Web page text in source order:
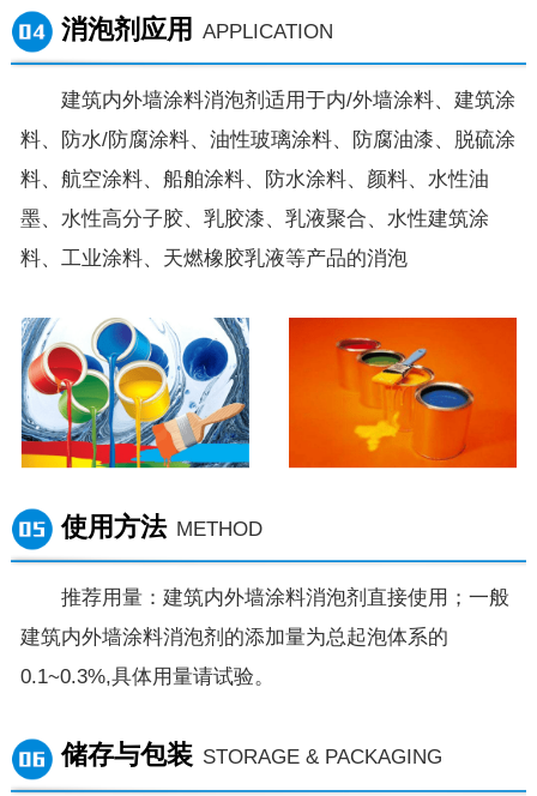
消泡剂应用 APPLICATION
建筑内外墙涂料消泡剂适用于内/外墙涂料、建筑涂
料、防水/防腐涂料、油性玻璃涂料、防腐油漆、脱硫涂
料、航空涂料、船舶涂料、防水涂料、颜料、水性油
墨、水性高分子胶、乳胶漆、乳液聚合、水性建筑涂
料、工业涂料、天燃橡胶乳液等产品的消泡
使用方法 METHOD
推荐用量：建筑内外墙涂料消泡剂直接使用；一般
建筑内外墙涂料消泡剂的添加量为总起泡体系的
0.1~0.3%,具体用量请试验。
储存与包装 STORAGE & PACKAGING